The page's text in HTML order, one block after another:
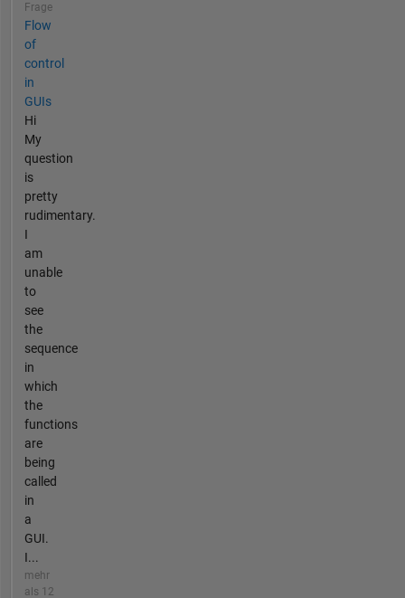
Frage
Flow
of
control
in
GUIs
Hi
My
question
is
pretty
rudimentary.
I
am
unable
to
see
the
sequence
in
which
the
functions
are
being
called
in
a
GUI.
I...
mehr
als 12